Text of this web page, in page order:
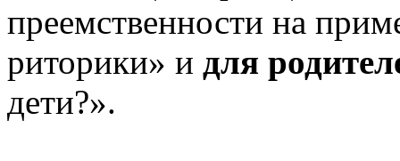
преемственности на
риторики» и для
дети?».